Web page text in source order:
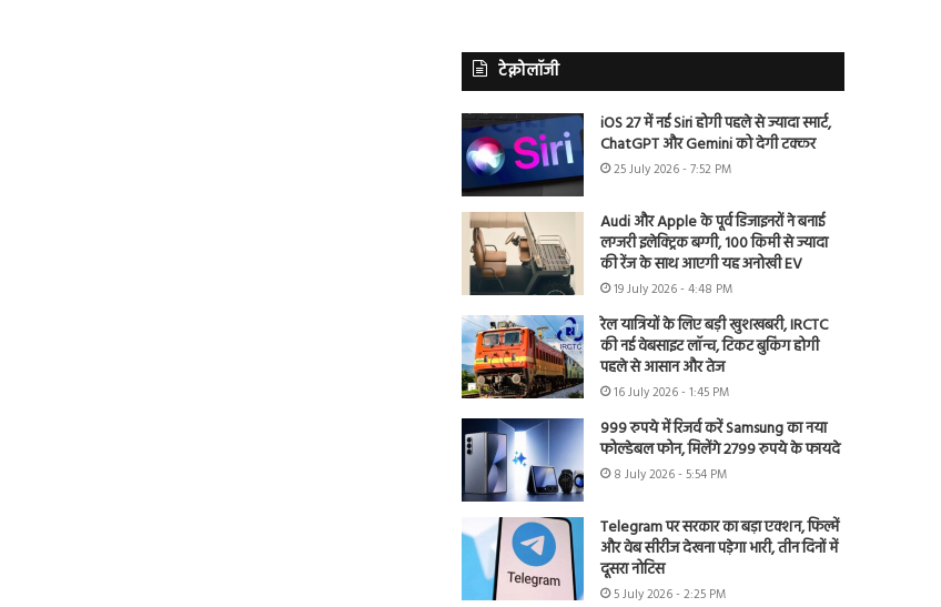
टेक्नोलॉजी
iOS 27 में नई Siri होगी पहले से ज्यादा स्मार्ट,
ChatGPT और Gemini को देगी टक्कर
25 July 2026 - 7:52 PM
Audi और Apple के पूर्व डिजाइनरों ने बनाई
लग्जरी इलेक्ट्रिक बग्गी, 100 किमी से ज्यादा
की रेंज के साथ आएगी यह अनोखी EV
19 July 2026 - 4:48 PM
रेल यात्रियों के लिए बड़ी खुशखबरी, IRCTC
की नई वेबसाइट लॉन्च, टिकट बुकिंग होगी
पहले से आसान और तेज
16 July 2026 - 1:45 PM
999 रुपये में रिजर्व करें Samsung का नया
फोल्डेबल फोन, मिलेंगे 2799 रुपये के फायदे
8 July 2026 - 5:54 PM
Telegram पर सरकार का बड़ा एक्शन, फिल्में
और वेब सीरीज देखना पड़ेगा भारी, तीन दिनों में
दूसरा नोटिस
5 July 2026 - 2:25 PM